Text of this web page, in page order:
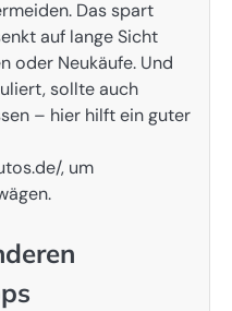
Das spart
auf lange Sicht
oder Neukäufe. Und
sollte auch
– hier hilft ein guter
, um